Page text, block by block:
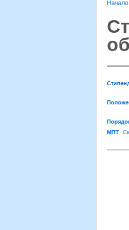
Начало
МПТ